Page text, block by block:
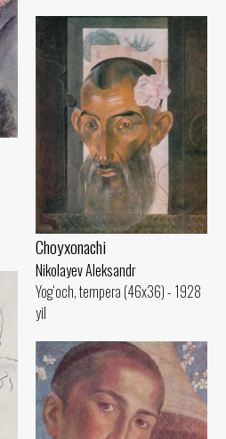
Choyxonachi
Nikolayev Aleksandr
Yog‘och, tempera (46x36) - 1928
yil